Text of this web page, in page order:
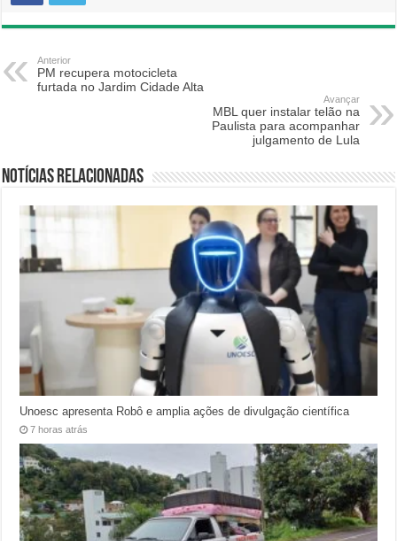
Anterior
PM recupera motocicleta
furtada no Jardim Cidade Alta
Avançar
MBL quer instalar telão na
Paulista para acompanhar
julgamento de Lula
Notícias relacionadas
Unoesc apresenta Robô e amplia ações de divulgação científica
7 horas atrás